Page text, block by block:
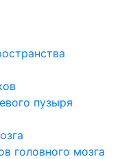
пузыря
головного мозга